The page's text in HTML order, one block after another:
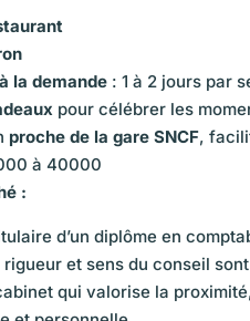
la demande : 1 à 2 jours par
pour célébrer les
proche de la gare SNCF,
à 40000
:
d’un diplôme en
et sens du conseil
qui valorise la